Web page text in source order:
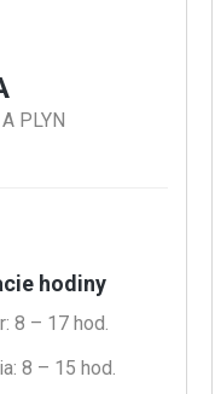
PLYN
hodiny
8 – 17 hod.
8 – 15 hod.